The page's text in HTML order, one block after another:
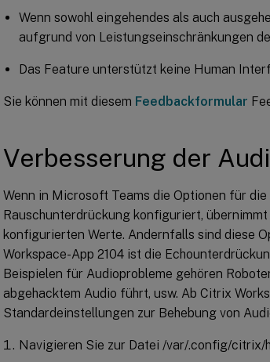
Wenn sowohl eingehendes als auch
aufgrund von Leistungseinschränkungen
Das Feature unterstützt keine Human
Sie können mit diesem Feedbackformular
Verbesserung der
Wenn in Microsoft Teams die Optionen für
Rauschunterdrückung konfiguriert,
konfigurierten Werte. Andernfalls sind diese
Workspace-App 2104 ist die
Beispielen für Audioprobleme gehören
abgehacktem Audio führt, usw. Ab Citrix
Standardeinstellungen zur Behebung von
Navigieren Sie zur Datei /var/.config/citrix/